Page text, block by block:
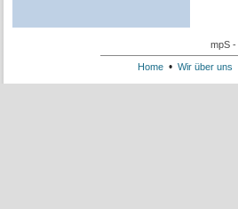
mpS -
Home • Wir über uns